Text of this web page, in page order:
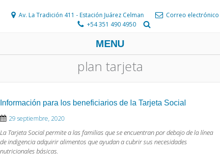
Av. La Tradición 411 - Estación Juárez Celman
Correo electrónico
+54 351 490 4950
MENU
plan tarjeta
Información para los beneficiarios de la Tarjeta Social
29 septiembre, 2020
La Tarjeta Social permite a las familias que se encuentran por debajo de la línea
de indigencia adquirir alimentos que ayudan a cubrir sus necesidades
nutricionales básicas.